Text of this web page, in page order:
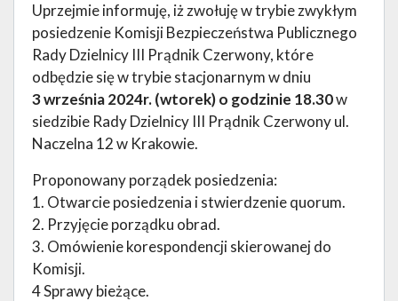
Uprzejmie informuję, iż zwołuję w trybie zwykłym
posiedzenie Komisji Bezpieczeństwa Publicznego
Rady Dzielnicy III Prądnik Czerwony, które
odbędzie się w trybie stacjonarnym w dniu
3 września 2024r. (wtorek) o godzinie 18.30w
siedzibie Rady Dzielnicy III Prądnik Czerwony ul.
Naczelna 12 w Krakowie.
Proponowany porządek posiedzenia:
1. Otwarcie posiedzenia i stwierdzenie quorum.
2. Przyjęcie porządku obrad.
3. Omówienie korespondencji skierowanej do
Komisji.
4 Sprawy bieżące.